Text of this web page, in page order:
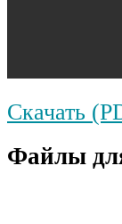
Скачать
Файлы